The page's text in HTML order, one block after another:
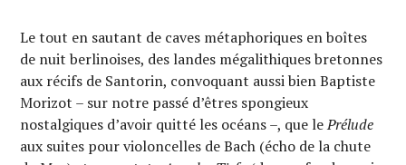
Le tout en sautant de caves métaphoriques en boîtes
de nuit berlinoises, des landes mégalithiques bretonnes
aux récifs de Santorin, convoquant aussi bien Baptiste
Morizot – sur notre passé d’êtres spongieux
nostalgiques d’avoir quitté les océans –, que lePrélude
aux suites pour violoncelles de Bach (écho de la chute